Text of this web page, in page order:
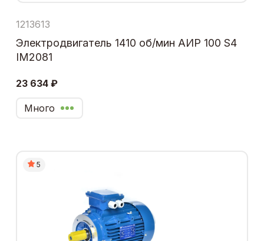
1213613
Электродвигатель 1410 об/мин АИР 100 S4
IM2081
23 634 ₽
Много
5